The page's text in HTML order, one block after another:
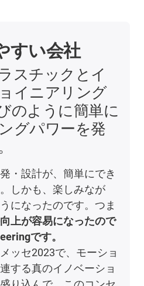
すい会社
スチックとイ
イニアリング
のように簡単に
グパワーを発
・設計が、簡単にでき
しかも、楽しみなが
になったのです。つま
上が容易になったので
です。
ッセ2023で、モーショ
する真のイノベーショ